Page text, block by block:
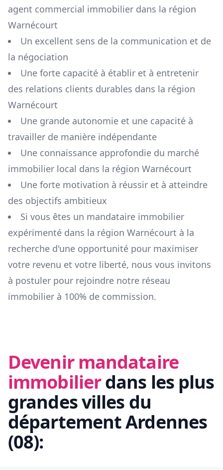
agent commercial immobilier dans la région
Warnécourt
Un excellent sens de la communication et de
la négociation
Une forte capacité à établir et à entretenir
des relations clients durables dans la région
Warnécourt
Une grande autonomie et une capacité à
travailler de manière indépendante
Une connaissance approfondie du marché
immobilier local dans la région Warnécourt
Une forte motivation à réussir et à atteindre
des objectifs ambitieux
Si vous êtes un mandataire immobilier
expérimenté dans la région Warnécourt à la
recherche d'une opportunité pour maximiser
votre revenu et votre liberté, nous vous invitons
à postuler pour rejoindre notre réseau
immobilier à 100% de commission.
Devenir mandataire
immobilierdans les plus
grandes villes du
départementArdennes
(08):